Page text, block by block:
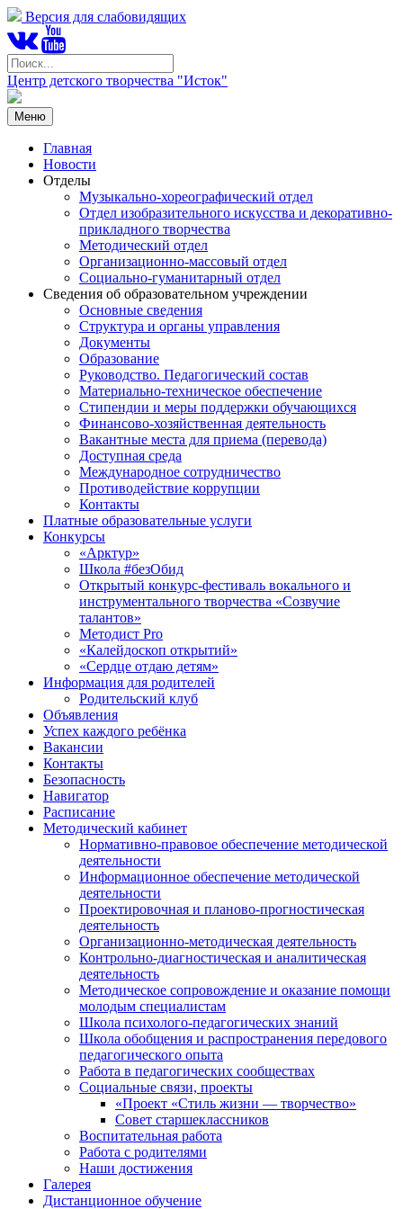
Версия для слабовидящих
Центр детского творчества "Исток"
Меню
Главная
Новости
Отделы
Музыкально-хореографический отдел
Отдел изобразительного искусства и декоративно-
прикладного творчества
Методический отдел
Организационно-массовый отдел
Социально-гуманитарный отдел
Сведения об образовательном учреждении
Основные сведения
Структура и органы управления
Документы
Образование
Руководство. Педагогический состав
Материально-техническое обеспечение
Стипендии и меры поддержки обучающихся
Финансово-хозяйственная деятельность
Вакантные места для приема (перевода)
Доступная среда
Международное сотрудничество
Противодействие коррупции
Контакты
Платные образовательные услуги
Конкурсы
«Арктур»
Школа #безОбид
Открытый конкурс-фестиваль вокального и
инструментального творчества «Созвучие
талантов»
Методист Pro
«Калейдоскоп открытий»
«Сердце отдаю детям»
Информация для родителей
Родительский клуб
Объявления
Успех каждого ребёнка
Вакансии
Контакты
Безопасность
Навигатор
Расписание
Методический кабинет
Нормативно-правовое обеспечение методической
деятельности
Информационное обеспечение методической
деятельности
Проектировочная и планово-прогностическая
деятельность
Организационно-методическая деятельность
Контрольно-диагностическая и аналитическая
деятельность
Методическое сопровождение и оказание помощи
молодым специалистам
Школа психолого-педагогических знаний
Школа обобщения и распространения передового
педагогического опыта
Работа в педагогических сообществах
Социальные связи, проекты
«Проект «Стиль жизни — творчество»
Совет старшеклассников
Воспитательная работа
Работа с родителями
Наши достижения
Галерея
Дистанционное обучение